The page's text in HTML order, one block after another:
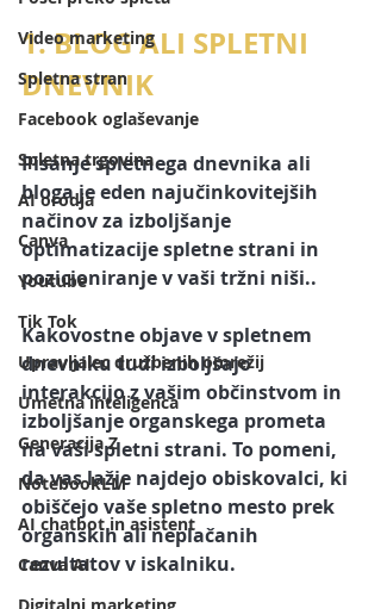
Video marketing
Spletna stran
Facebook oglaševanje
Spletna trgovina
AI orodja
Canva
Youtube
Tik Tok
Upravljalec družbenih omrežij
Umetna inteligenca
Generacija Z
NotebookLM
AI chatbot in asistent
Canva AI
1. BLOG ALI SPLETNI
DNEVNIK
Pisanje spletnega dnevnika ali
bloga je eden najučinkovitejših
načinov za izboljšanje
optimatizacije spletne strani in
pozicioniranje v vaši tržni niši..
Kakovostne objave v spletnem
dnevniku tudi izboljšajo
interakcijo z vašim občinstvom in
izboljšanje organskega prometa
na vaši spletni strani. To pomeni,
da vas lažje najdejo obiskovalci, ki
obiščejo vaše spletno mesto prek
organskih ali neplačanih
rezultatov v iskalniku.